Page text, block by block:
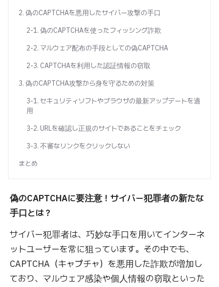
2. 偽のCAPTCHAを悪用したサイバー攻撃の手口
2-1. 偽のCAPTCHAを使ったフィッシング詐欺
2-2. マルウェア配布の手段としての偽CAPTCHA
2-3. CAPTCHAを利用した認証情報の窃取
3. 偽のCAPTCHA攻撃から身を守るための対策
3-1. セキュリティソフトやブラウザの最新アップデートを適
用
3-2. URLを確認し正規のサイトであることをチェック
3-3. 不審なリンクをクリックしない
まとめ
偽のCAPTCHAに要注意！サイバー犯罪者の新たな
手口とは？
サイバー犯罪者は、巧妙な手口を用いてインターネ
ットユーザーを常に狙っています。その中でも、
CAPTCHA（キャプチャ）を悪用した詐欺が増加し
ており、マルウェア感染や個人情報の窃取といった